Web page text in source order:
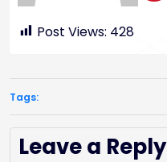
Post Views: 428
Tags:
Leave a Reply